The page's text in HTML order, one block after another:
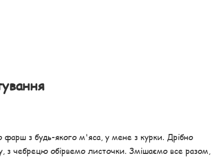
фарш з будь-якого м'яса, у мене з курки. Дрібно
з чебрецю обірвемо листочки. Змішаємо все разом,